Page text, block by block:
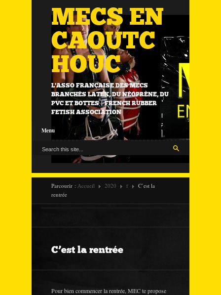
MECS EN
CAOUTC
HOUC
L'ASSO FRANÇAISE DES MECS
BRANCHÉS LATEX, DU NÉOPRÈNE, DU
PVC ET BOTTES | FRENCH RUBBER
FETISH ASSOCIATION
Menu
Parcourir : Accueil 2020 f
C’est la
rentrée
C’est la rentrée
Pour bien commencer la rentrée, MEC te propose